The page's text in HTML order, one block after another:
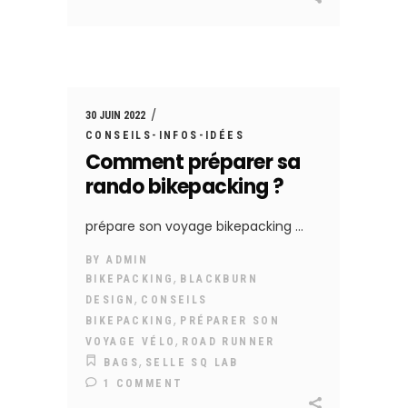
30 JUIN 2022
CONSEILS-INFOS-IDÉES
Comment préparer sa
rando bikepacking ?
prépare son voyage bikepacking
BYADMIN
BIKEPACKING , BLACKBURN
DESIGN , CONSEILS
BIKEPACKING , PRÉPARER SON
VOYAGE VÉLO , ROAD RUNNER
BAGS, SELLE SQ LAB
1 COMMENT